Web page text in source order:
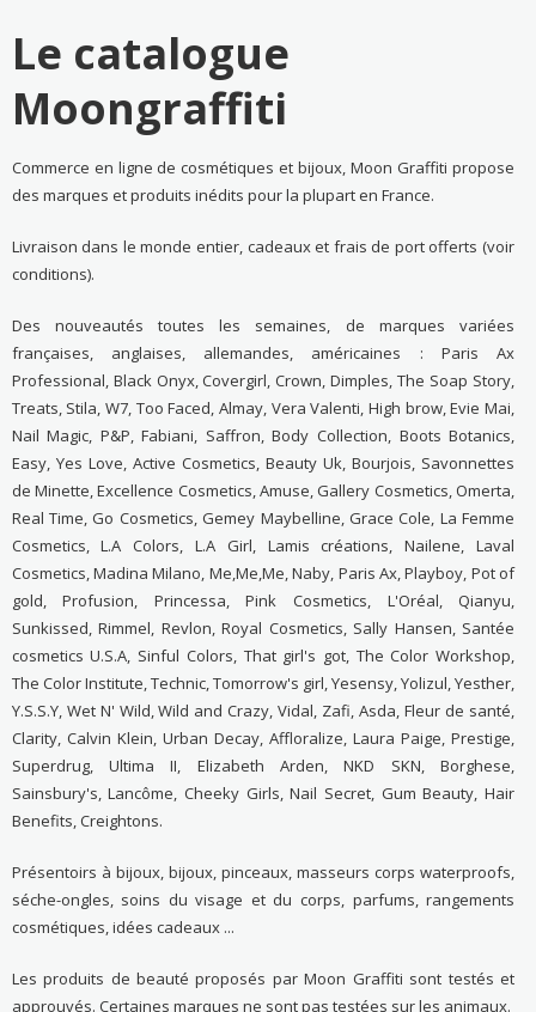
Le catalogue
Moongraffiti
Commerce en ligne de cosmétiques et bijoux, Moon Graffiti propose
des marques et produits inédits pour la plupart en France.
Livraison dans le monde entier, cadeaux et frais de port offerts (voir
conditions).
Des nouveautés toutes les semaines, de marques variées
françaises, anglaises, allemandes, américaines : Paris Ax
Professional, Black Onyx, Covergirl, Crown, Dimples, The Soap Story,
Treats, Stila, W7, Too Faced, Almay, Vera Valenti, High brow, Evie Mai,
Nail Magic, P&P, Fabiani, Saffron, Body Collection, Boots Botanics,
Easy, Yes Love, Active Cosmetics, Beauty Uk, Bourjois, Savonnettes
de Minette, Excellence Cosmetics, Amuse, Gallery Cosmetics, Omerta,
Real Time, Go Cosmetics, Gemey Maybelline, Grace Cole, La Femme
Cosmetics, L.A Colors, L.A Girl, Lamis créations, Nailene, Laval
Cosmetics, Madina Milano, Me,Me,Me, Naby, Paris Ax, Playboy, Pot of
gold, Profusion, Princessa, Pink Cosmetics, L'Oréal, Qianyu,
Sunkissed, Rimmel, Revlon, Royal Cosmetics, Sally Hansen, Santée
cosmetics U.S.A, Sinful Colors, That girl's got, The Color Workshop,
The Color Institute, Technic, Tomorrow's girl, Yesensy, Yolizul, Yesther,
Y.S.S.Y, Wet N' Wild, Wild and Crazy, Vidal, Zafi, Asda, Fleur de santé,
Clarity, Calvin Klein, Urban Decay, Affloralize, Laura Paige, Prestige,
Superdrug, Ultima II, Elizabeth Arden, NKD SKN, Borghese,
Sainsbury's, Lancôme, Cheeky Girls, Nail Secret, Gum Beauty, Hair
Benefits, Creightons.
Présentoirs à bijoux, bijoux, pinceaux, masseurs corps waterproofs,
séche-ongles, soins du visage et du corps, parfums, rangements
cosmétiques, idées cadeaux ...
Les produits de beauté proposés par Moon Graffiti sont testés et
approuvés. Certaines marques ne sont pas testées sur les animaux.